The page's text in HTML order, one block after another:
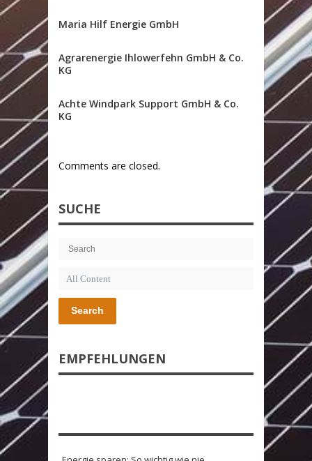
Maria Hilf Energie GmbH
Agrarenergie Ihlowerfehn GmbH & Co.
KG
Achte Windpark Support GmbH & Co.
KG
Comments are closed.
SUCHE
Search
EMPFEHLUNGEN